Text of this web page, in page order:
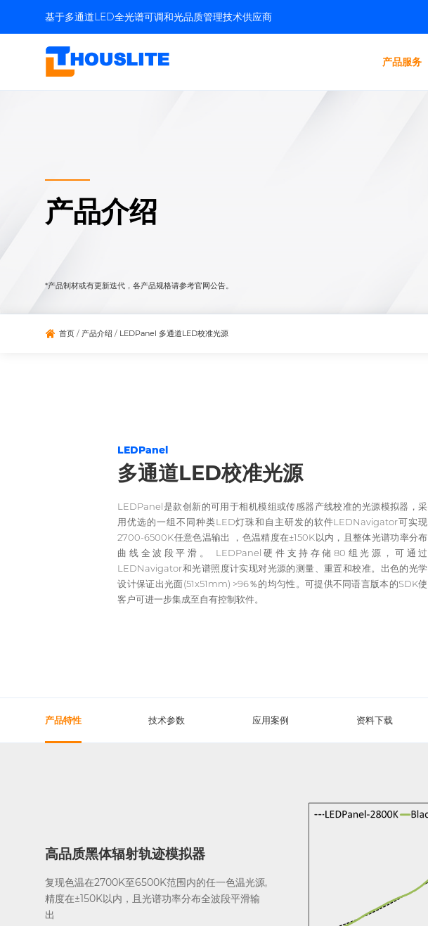
基于多通道LED全光谱可调和光品质管理技术供应商
产品服务
产品介绍
*产品制材或有更新迭代，各产品规格请参考官网公告。
首页/ 产品介绍 / LEDPanel 多通道LED校准光源
LEDPanel
多通道LED校准光源
LEDPanel是款创新的可用于相机模组或传感器产线校准的光源模拟器，采
用优选的一组不同种类LED灯珠和自主研发的软件LEDNavigator可实现
2700-6500K任意色温输出 ，色温精度在±150K以内，且整体光谱功率分布
曲线全波段平滑。 LEDPanel硬件支持存储80组光源，可通过
LEDNavigator和光谱照度计实现对光源的测量、重置和校准。出色的光学
设计保证出光面(51x51mm) >96％的均匀性。可提供不同语言版本的SDK使
客户可进一步集成至自有控制软件。
产品特性 技术参数 应用案例 资料下载
高品质黑体辐射轨迹模拟器
复现色温在2700K至6500K范围内的任一色温光源,
精度在±150K以内，且光谱功率分布全波段平滑输
出